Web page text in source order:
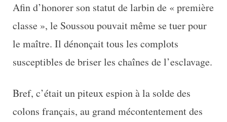
Afin d’honorer son statut de larbin de « première
classe », le Soussou pouvait même se tuer pour
le maître. Il dénonçait tous les complots
susceptibles de briser les chaînes de l’esclavage.
Bref, c’était un piteux espion à la solde des
colons français, au grand mécontentement des